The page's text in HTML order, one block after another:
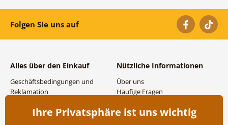
Folgen Sie uns auf
Alles über den Einkauf
Geschäftsbedingungen und
Reklamation
Versand- und
Nützliche Informationen
Über uns
Häufige Fragen
Großhandel und
Ihre Privatsphäre ist uns wichtig